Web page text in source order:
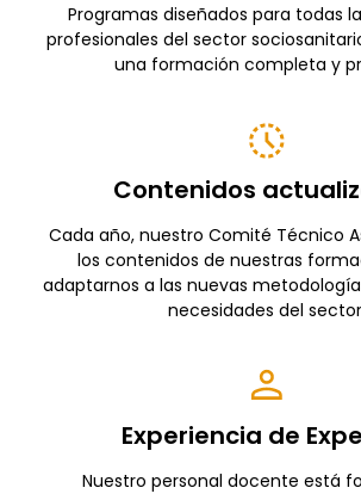
Programas diseñados para todas
profesionales del sector
una formación completa y
Contenidos
Cada año, nuestro Comité Técnico
los contenidos de nuestras
adaptarnos a las nuevas
necesidades del
Experiencia de
Nuestro personal docente está